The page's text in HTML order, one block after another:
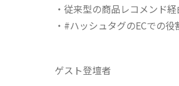
・従来型の商品レコメンド
・#ハッシュタグのECでの
ゲスト登壇者